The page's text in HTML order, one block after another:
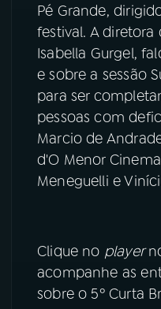
08FESTIVAL DE
ACOMPANHE A RÁDIO
YouTube
Instagram
TikTok
Pé Grande,
festival. A diretora
Isabella Gurgel,
e sobre a sessão
para ser
pessoas com
Marcio de
d'O Menor
Meneguelli e
Clique no player
acompanhe as
sobre o 5º Curta